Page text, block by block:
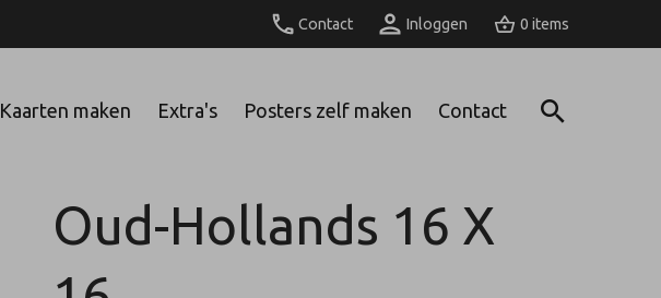
Contact Inloggen 0
Kaarten maken Extra's Posters zelf maken Contact
Oud-Hollands 16 X